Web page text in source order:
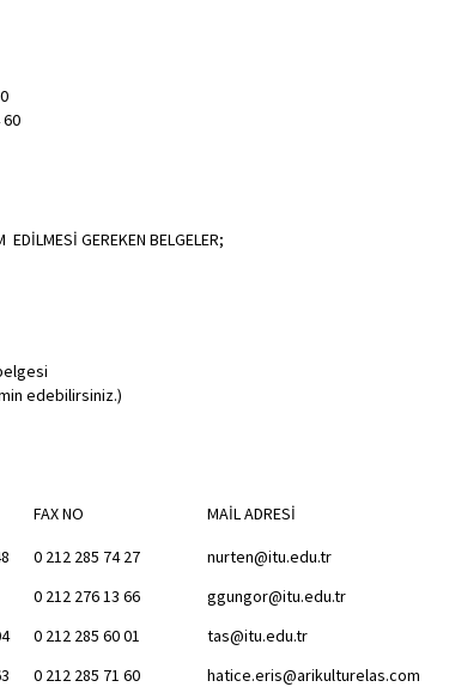
60
GEREKEN BELGELER;
edebilirsiniz.)
FAX NO
MAİL ADRESİ
0 212 285 74 27
nurten@itu.edu.tr
0 212 276 13 66
ggungor@itu.edu.tr
0 212 285 60 01
tas@itu.edu.tr
0 212 285 71 60 hatice.eris@arikulturelas.com